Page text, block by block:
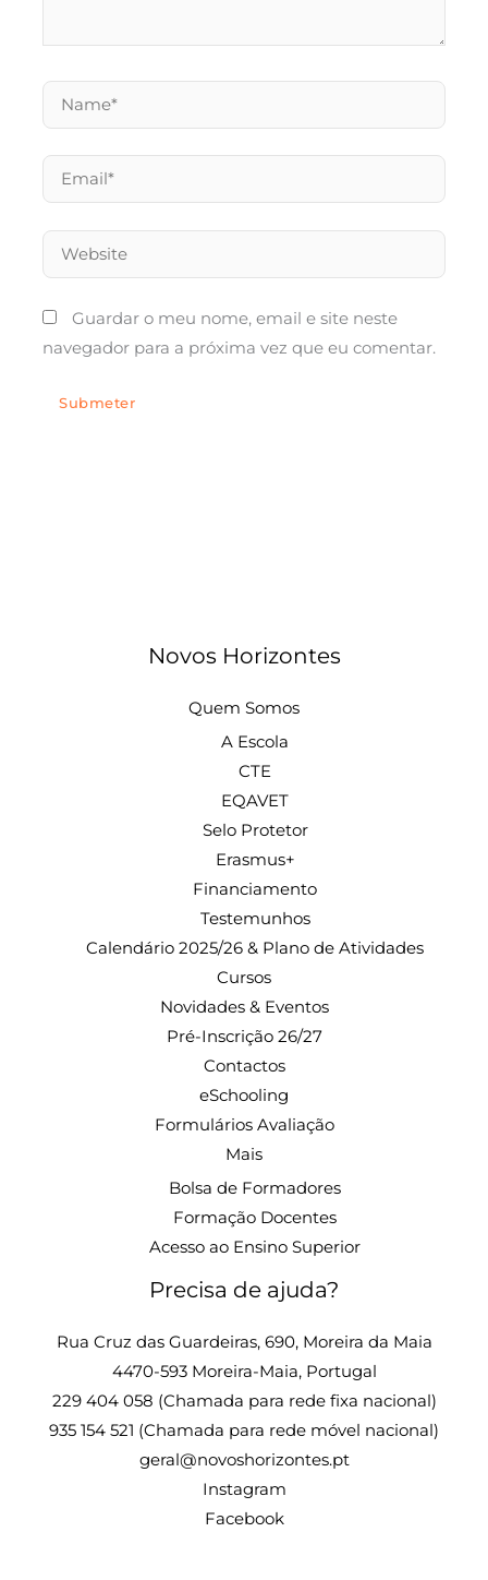
Name*
Email*
Website
Guardar o meu nome, email e site neste
navegador para a próxima vez que eu comentar.
Novos Horizontes
Quem Somos
A Escola
CTE
EQAVET
Selo Protetor
Erasmus+
Financiamento
Testemunhos
Calendário 2025/26 & Plano de Atividades
Cursos
Novidades & Eventos
Pré-Inscrição 26/27
Contactos
eSchooling
Formulários Avaliação
Mais
Bolsa de Formadores
Formação Docentes
Acesso ao Ensino Superior
Precisa de ajuda?
Rua Cruz das Guardeiras, 690, Moreira da Maia
4470-593 Moreira-Maia, Portugal
229 404 058 (Chamada para rede fixa nacional)
935 154 521 (Chamada para rede móvel nacional)
geral@novoshorizontes.pt
Instagram
Facebook